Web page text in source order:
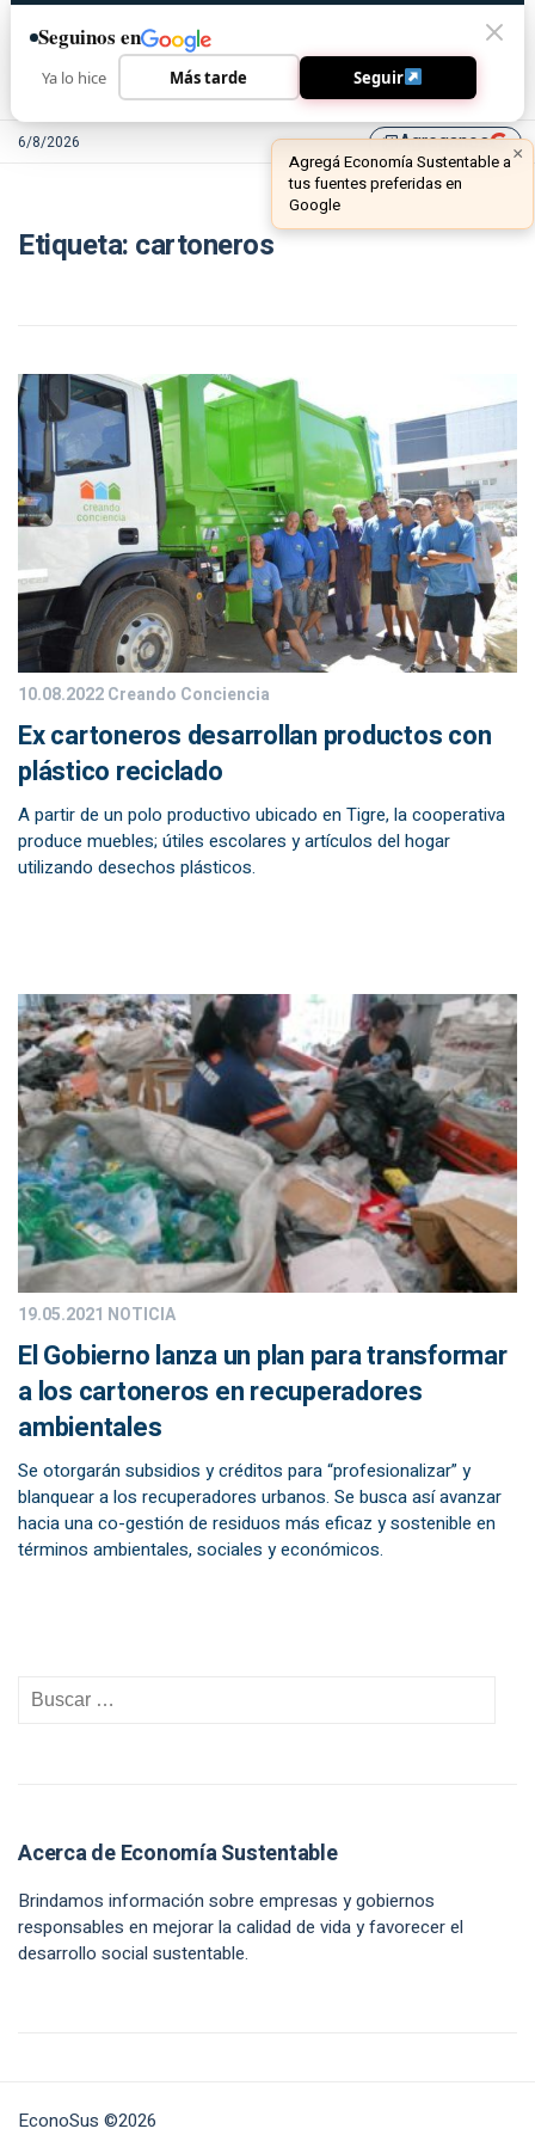
6/8/2026 library_addAgreganos ×
Agregá Economía Sustentable a
tus fuentes preferidas en
Google
Etiqueta: cartoneros
10.08.2022Creando Conciencia
Ex cartoneros desarrollan productos con
plástico reciclado
A partir de un polo productivo ubicado en Tigre, la cooperativa
produce muebles; útiles escolares y artículos del hogar
utilizando desechos plásticos.
19.05.2021 NOTICIA
El Gobierno lanza un plan para transformar
a los cartoneros en recuperadores
ambientales
Se otorgarán subsidios y créditos para “profesionalizar” y
blanquear a los recuperadores urbanos. Se busca así avanzar
hacia una co-gestión de residuos más eficaz y sostenible en
términos ambientales, sociales y económicos.
Acerca de Economía Sustentable
Brindamos información sobre empresas y gobiernos
responsables en mejorar la calidad de vida y favorecer el
desarrollo social sustentable.
EconoSus ©2026
Seguinos en
Ya lo hice Más tarde Seguir